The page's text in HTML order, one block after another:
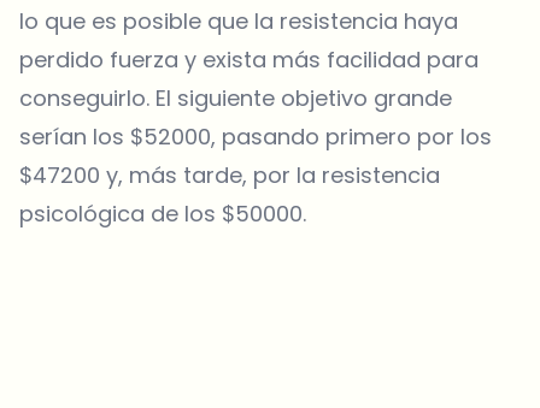
lo que es posible que la resistencia haya
perdido fuerza y exista más facilidad para
conseguirlo. El siguiente objetivo grande
serían los $52000, pasando primero por los
$47200 y, más tarde, por la resistencia
psicológica de los $50000.